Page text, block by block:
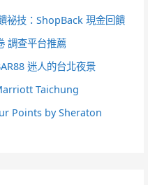
祕技：ShopBack 現金回饋
調查平台推薦
迷人的台北夜景
Taichung
Points by Sheraton